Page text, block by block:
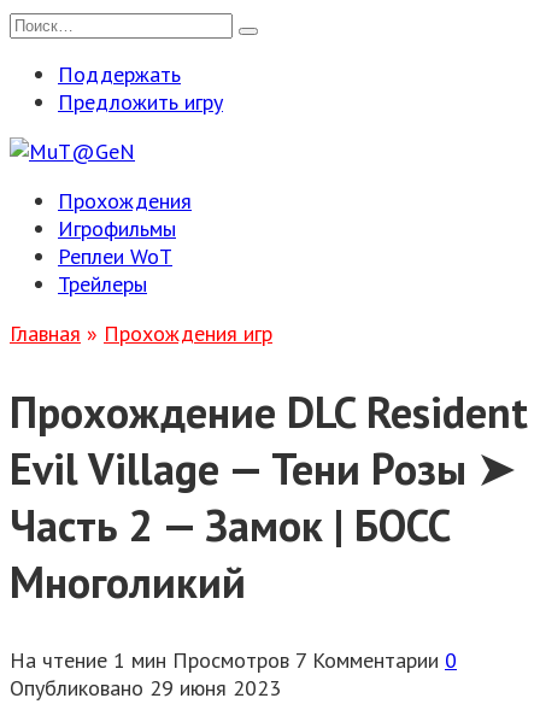
Перейти
содержанию
Search
Поддержать
Предложить игру
Прохождения
Игрофильмы
Реплеи WoT
Трейлеры
Главная » Прохождения игр
Прохождение DLC Resident
Evil Village — Тени Розы ➤
Часть 2 — Замок | БОСС
Многоликий
На чтение 1 мин Просмотров 7 Комментарии 0
Опубликовано 29 июня 2023